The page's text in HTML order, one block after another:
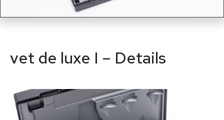
vet de luxe I – Details